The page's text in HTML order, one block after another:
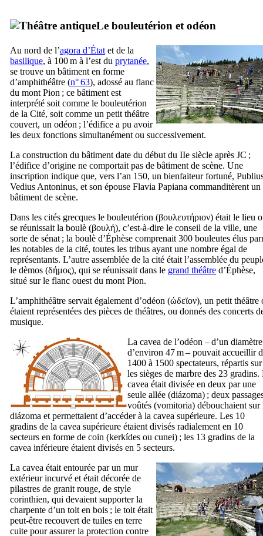
Le bouleutérion et odéon
Au nord de l’agora d’État et de la
basilique, à 100 m à l’est du prytanée,
se trouve un bâtiment en forme
d’amphithéâtre (n° 63), adossé au flanc
du mont Pion ; ce bâtiment est
interprété soit comme le bouleutérion
de la Cité, soit comme un petit théâtre
couvert, un odéon ; l’édifice a pu avoir
les deux fonctions simultanément ou successivement.
La construction du bâtiment date du début du IIe siècle après JC ;
l’édifice d’origine ne comportait pas de bâtiment de scène. Une
inscription indique que, vers l’an 150, un bienfaiteur fortuné,
Vedius Antoninus, et son épouse Flavia Papiana commanditèrent un
bâtiment de scène.
Dans les cités grecques le bouleutérion (βουλευτήριον) était le lieu
se réunissait la boulè (βουλή), c’est-à-dire le conseil de la ville, une
sorte de sénat ; la boulè d’Éphèse comprenait 300 bouleutes élus
les notables de la cité, toutes les tribus ayant une nombre égal de
représentants. L’autre assemblée de la cité était l’assemblée du
le dèmos (δήμος), qui se réunissait dans le grand théâtre d’Éphèse,
situé sur le flanc ouest du mont Pion.
L’amphithéâtre servait également d’odéon (ώδεϊον), un petit théâtre
étaient représentées des pièces de théâtres, ou donnés des concerts
musique.
La cavea de l’odéon – d’un diamètre
d’environ 47 m – pouvait accueillir
1400 à 1500 spectateurs, répartis sur
les sièges de marbre des 23 gradins.
cavea était divisée en deux par une
seule allée (diázoma) ; deux
voûtés (vomitoria) débouchaient sur
diázoma et permettaient d’accéder à la cavea supérieure. Les 10
gradins de la cavea supérieure étaient divisés radialement en 10
secteurs en forme de coin (kerkídes ou cunei) ; les 13 gradins de la
cavea inférieure étaient divisés en 5 secteurs.
La cavea était entourée par un mur
extérieur incurvé et était décorée de
pilastres de granit rouge, de style
corinthien, qui devaient supporter la
charpente d’un toit en bois ; le toit était
peut-être recouvert de tuiles en terre
cuite pour assurer la protection contre